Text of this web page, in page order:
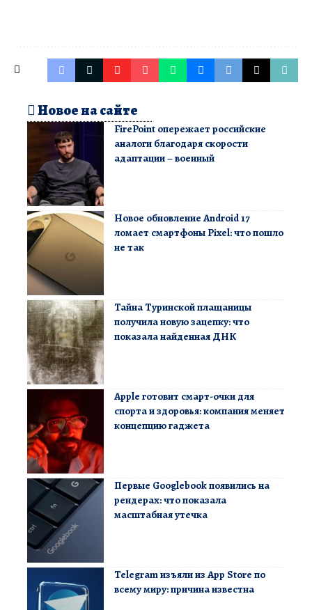
Новое на сайте
FirePoint опережает российские
аналоги благодаря скорости
адаптации – военный
Новое обновление Android 17
ломает смартфоны Pixel: что пошло
не так
Тайна Туринской плащаницы
получила новую зацепку: что
показала найденная ДНК
Apple готовит смарт-очки для
спорта и здоровья: компания меняет
концепцию гаджета
Первые Googlebook появились на
рендерах: что показала
масштабная утечка
Telegram изъяли из App Store по
всему миру: причина известна